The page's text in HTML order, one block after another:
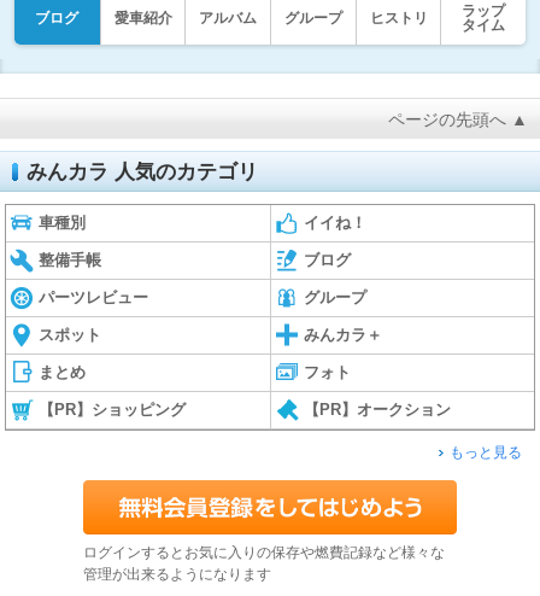
ブログ 愛車紹介 アルバム グループ ヒストリ
ラップ
タイム
ページの先頭へ ▲
みんカラ 人気のカテゴリ
車種別 イイね！
整備手帳 ブログ
パーツレビュー グループ
スポット みんカラ＋
まとめ フォト
【PR】ショッピング 【PR】オークション
もっと見る
ログインするとお気に入りの保存や燃費記録など様々な
管理が出来るようになります